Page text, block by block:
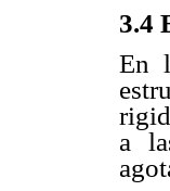
3.4
En
a